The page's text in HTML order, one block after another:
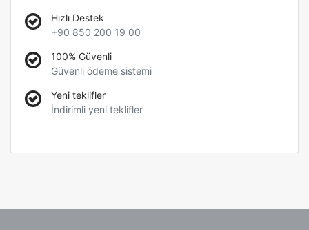
Hızlı Destek
+90 850 200 19 00
100% Güvenli
Güvenli ödeme sistemi
Yeni teklifler
İndirimli yeni teklifler